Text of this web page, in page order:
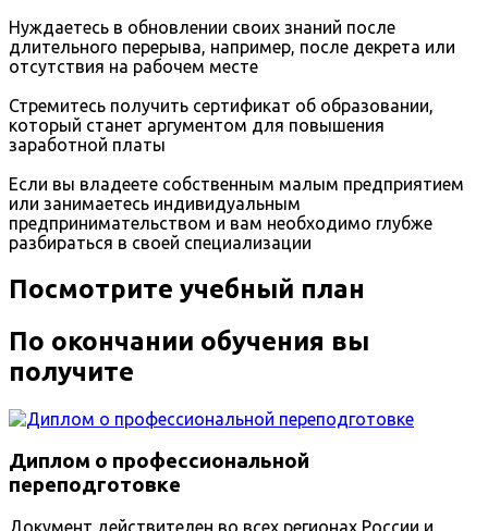
Нуждаетесь в обновлении своих знаний после
длительного перерыва, например, после декрета или
отсутствия на рабочем месте
Стремитесь получить сертификат об образовании,
который станет аргументом для повышения
заработной платы
Если вы владеете собственным малым предприятием
или занимаетесь индивидуальным
предпринимательством и вам необходимо глубже
разбираться в своей специализации
Посмотрите учебный план
По окончании обучения вы
получите
Диплом о профессиональной
переподготовке
Документ действителен во всех регионах России и